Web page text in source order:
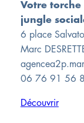
Votre
jungle
6 place
Marc
06 76 91 56
Découvrir